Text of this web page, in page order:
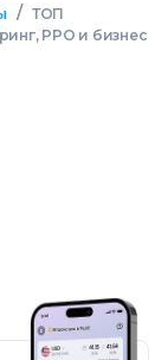
/ ТОП
РРО и бизнес